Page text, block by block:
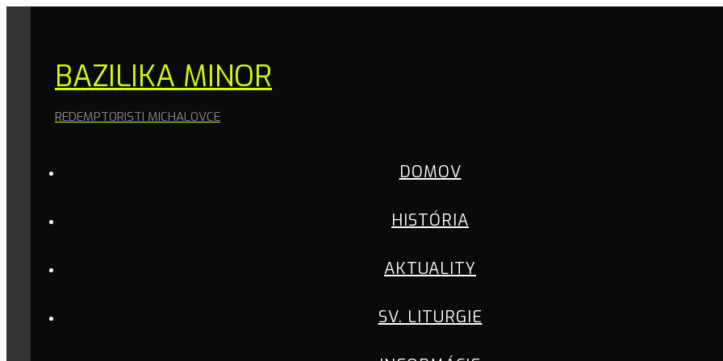
BAZILIKA MINOR
REDEMPTORISTI MICHALOVCE
DOMOV
HISTÓRIA
AKTUALITY
SV. LITURGIE